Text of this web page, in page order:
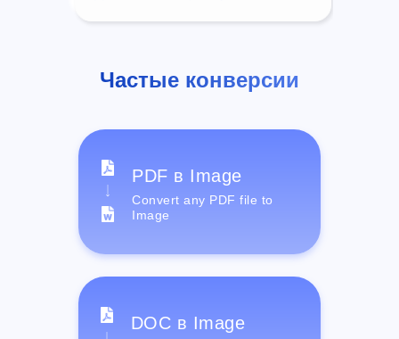
Частые конверсии
PDF в Image
Convert any PDF file to
Image
DOC в Image